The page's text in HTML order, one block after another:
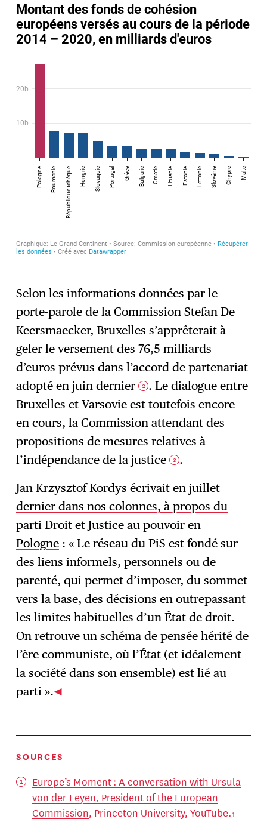
Selon les informations données par le
porte-parole de la Commission Stefan De
Keersmaecker, Bruxelles s’apprêterait à
geler le versement des 76,5 milliards
d’euros prévus dans l’accord de partenariat
adopté en juin dernier 2 . Le dialogue entre
Bruxelles et Varsovie est toutefois encore
en cours, la Commission attendant des
propositions de mesures relatives à
l’indépendance de la justice 3 .
Jan Krzysztof Kordysécrivait en juillet
dernier dans nos colonnes, à propos du
parti Droit et Justice au pouvoir en
Pologne : « Le réseau du PiS est fondé sur
des liens informels, personnels ou de
parenté, qui permet d’imposer, du sommet
vers la base, des décisions en outrepassant
les limites habituelles d’un État de droit.
On retrouve un schéma de pensée hérité de
l’ère communiste, où l’État (et idéalement
la société dans son ensemble) est lié au
parti ».
SOURCES
Europe’s Moment : A conversation with Ursula
von der Leyen, President of the European
Commission, Princeton University, YouTube.